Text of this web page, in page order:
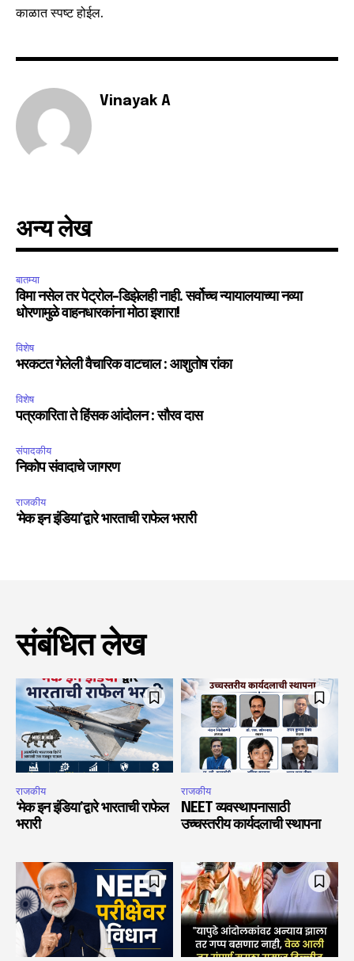
6,300
Fans
काळात स्पष्ट होईल.
Vinayak A
अन्य लेख
बातम्या
विमा नसेल तर पेट्रोल-डिझेलही नाही. सर्वोच्च न्यायालयाच्या नव्या
धोरणामुळे वाहनधारकांना मोठा इशारा!
विशेष
भरकटत गेलेली वैचारिक वाटचाल : आशुतोष रांका
विशेष
पत्रकारिता ते हिंसक आंदोलन : सौरव दास
संपादकीय
निकोप संवादाचे जागरण
राजकीय
‘मेक इन इंडिया’द्वारे भारताची राफेल भरारी
संबंधित लेख
राजकीय
‘मेक इन इंडिया’द्वारे भारताची राफेल
भरारी
राजकीय
NEET व्यवस्थापनासाठी
उच्चस्तरीय कार्यदलाची स्थापना